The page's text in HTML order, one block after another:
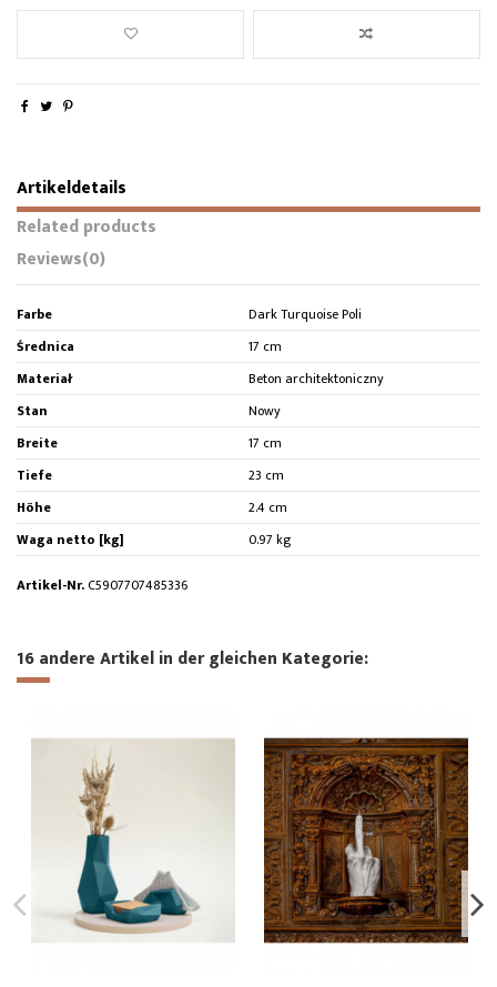
Artikeldetails
Related products
Reviews(0)
Farbe
Dark Turquoise Poli
Średnica
17 cm
Materiał
Beton architektoniczny
Stan
Nowy
Breite
17 cm
Tiefe
23 cm
Höhe
2.4 cm
Waga netto [kg]
0.97 kg
Artikel-Nr.C5907707485336
16 andere Artikel in der gleichen Kategorie: